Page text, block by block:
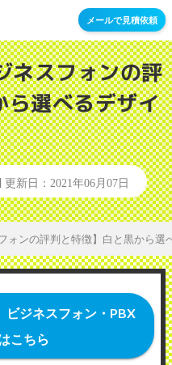
メールで見積依頼
ネスフォンの評
ら選べるデザイ
更新日：2021年06月07日
ォンの評判と特徴】白と黒から
ビジネスフォン・PBX
こちら